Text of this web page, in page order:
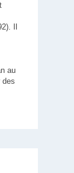
Il
au
des